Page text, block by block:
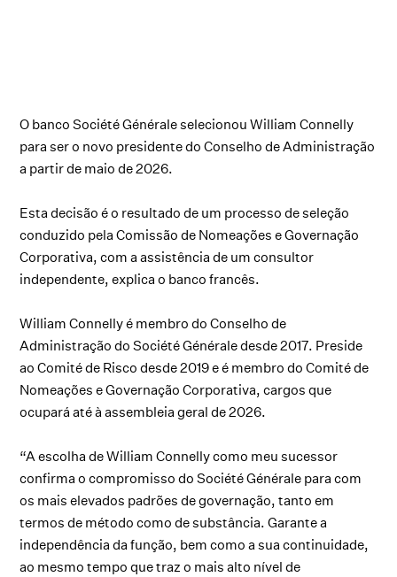
O banco Société Générale selecionou William Connelly
para ser o novo presidente do Conselho de Administração
a partir de maio de 2026.
Esta decisão é o resultado de um processo de seleção
conduzido pela Comissão de Nomeações e Governação
Corporativa, com a assistência de um consultor
independente, explica o banco francês.
William Connelly é membro do Conselho de
Administração do Société Générale desde 2017. Preside
ao Comité de Risco desde 2019 e é membro do Comité de
Nomeações e Governação Corporativa, cargos que
ocupará até à assembleia geral de 2026.
“A escolha de William Connelly como meu sucessor
confirma o compromisso do Société Générale para com
os mais elevados padrões de governação, tanto em
termos de método como de substância. Garante a
independência da função, bem como a sua continuidade,
ao mesmo tempo que traz o mais alto nível de